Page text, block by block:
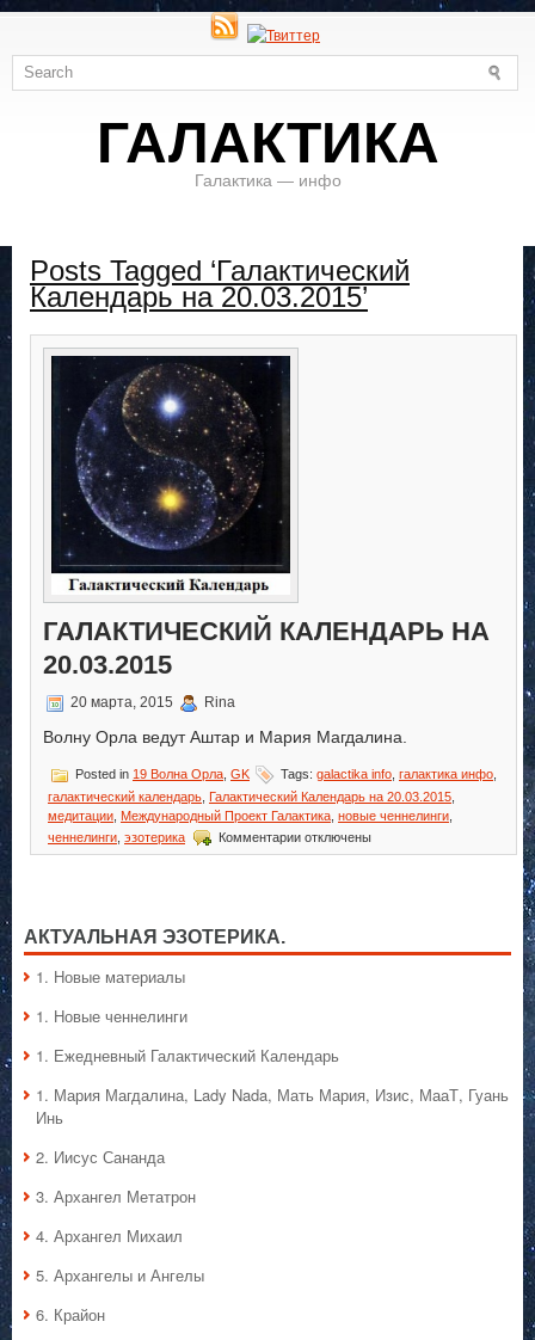
ГАЛАКТИКА
Галактика — инфо
Posts Tagged ‘Галактический
Календарь на 20.03.2015’
ГАЛАКТИЧЕСКИЙ КАЛЕНДАРЬ НА
20.03.2015
20 марта, 2015 Rina
Волну Орла ведут Аштар и Мария Магдалина.
Posted in 19 Волна Орла GK Tags: galactika info галактика инфо
галактический календарь Галактический Календарь на 20.03.2015
медитации Международный Проект Галактика новые ченнелинги
ченнелинги эзотерика Комментариик
записи
отключены
АКТУАЛЬНАЯ ЭЗОТЕРИКА.
1. Hовые материалы
1. Hовые ченнелинги
1. Ежедневный Галактический Календарь
1. Мария Магдалина, Lady Nada, Мать Мария, Изис, МааТ, Гуань
Инь
2. Иисус Сананда
3. Архангел Метатрон
4. Архангел Михаил
5. Архангелы и Ангелы
6. Крайон